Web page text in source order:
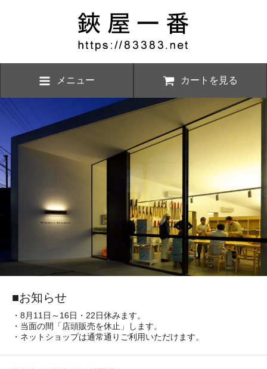
メニュー カートを見る
■お知らせ
・8月11日～16日・22日休みます。
・当面の間「店頭販売を休止」します。
・ネットショップは通常通りご利用いただけます。